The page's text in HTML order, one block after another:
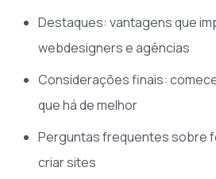
Destaques: vantagens que
webdesigners e agências
Considerações finais:
que há de melhor
Perguntas frequentes sobre
criar sites